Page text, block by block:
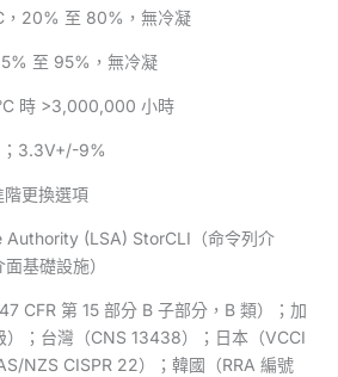
，20% 至 80%，無冷凝
至 95%，無冷凝
時 >3,000,000 小時
3.3V+/-9%
更換選項
Authority (LSA) StorCLI（命令列介
基礎設施）
CFR 第 15 部分 B 子部分，B 類）；加
；台灣（CNS 13438）；日本（VCCI
NZS CISPR 22）；韓國（RRA 編號